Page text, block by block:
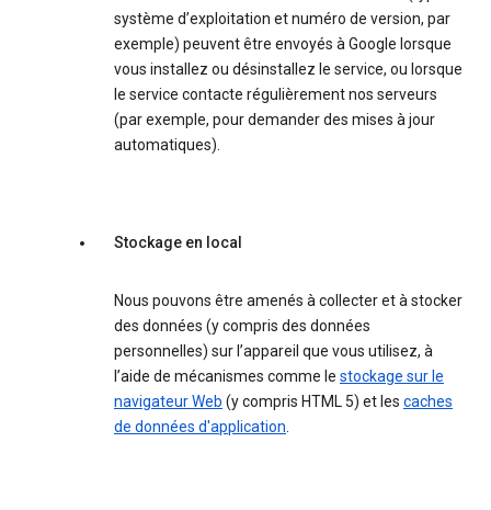
système d’exploitation et numéro de version, par
exemple) peuvent être envoyés à Google lorsque
vous installez ou désinstallez le service, ou lorsque
le service contacte régulièrement nos serveurs
(par exemple, pour demander des mises à jour
automatiques).
Stockage en local
Nous pouvons être amenés à collecter et à stocker
des données (y compris des données
personnelles) sur l’appareil que vous utilisez, à
l’aide de mécanismes comme le stockage sur le
navigateur Web (y compris HTML 5) et les caches
de données d'application.